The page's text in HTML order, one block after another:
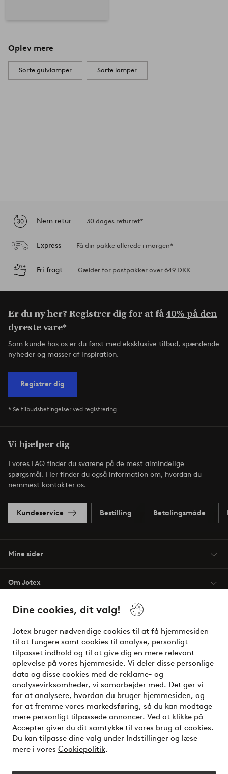
Dine cookies, dit valg!
Jotex bruger nødvendige cookies til at få hjemmesiden
til at fungere samt cookies til analyse, personligt
tilpasset indhold og til at give dig en mere relevant
oplevelse på vores hjemmeside. Vi deler disse personlige
data og disse cookies med de reklame- og
analysevirksomheder, vi samarbejder med. Det gør vi
for at analysere, hvordan du bruger hjemmesiden, og
for at fremme vores markedsføring, så du kan modtage
mere personligt tilpassede annoncer. Ved at klikke på
Accepter giver du dit samtykke til vores brug af cookies.
Du kan tilpasse dine valg under Indstillinger og læse
mere i vores Cookiepolitik.
Oplev mere
Sorte gulvlamper Sorte lamper
Nem retur 30 dages returret*
Express Få din pakke allerede i morgen*
Fri fragt Gælder for postpakker over 649 DKK
Er du ny her? Registrer dig for at få40% på den
dyreste vare*
Som kunde hos os er du først med eksklusive tilbud, spændende
nyheder og masser af inspiration.
Registrer dig
* Se tilbudsbetingelser ved registrering
Vi hjælper dig
I vores FAQ finder du svarene på de mest almindelige
spørgsmål. Her finder du også information om, hvordan du
nemmest kontakter os.
Kundeservice Bestilling Betalingsmåde
Mine sider
Om Jotex
Vilkår
Venner
Sikre betalinger - betal nu eller del op
Vil du vide mere om vores betalingsmuligheder?
elpy